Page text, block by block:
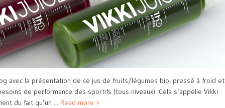
avec la présentation de ce jus de fruits/légumes bio, pressé à froid et
de performance des sportifs (tous niveaux). Cela s’appelle Vikki
du fait qu’un ... Read more »